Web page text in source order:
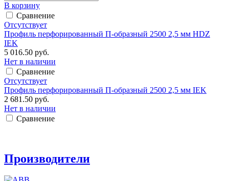
В корзину
Сравнение
Отсутствует
Профиль перфорированный П-образный 2500 2,5 мм HDZ
IEK
5 016.50 руб.
Нет в наличии
Сравнение
Отсутствует
Профиль перфорированный П-образный 2500 2,5 мм IEK
2 681.50 руб.
Нет в наличии
Сравнение
Производители